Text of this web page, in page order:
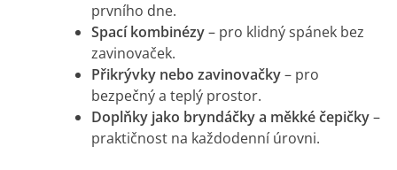
prvního dne.
Spací kombinézy– pro klidný spánek bez
zavinovaček.
Přikrývky nebo zavinovačky– pro
bezpečný a teplý prostor.
Doplňky jako bryndáčky a měkké čepičky–
praktičnost na každodenní úrovni.